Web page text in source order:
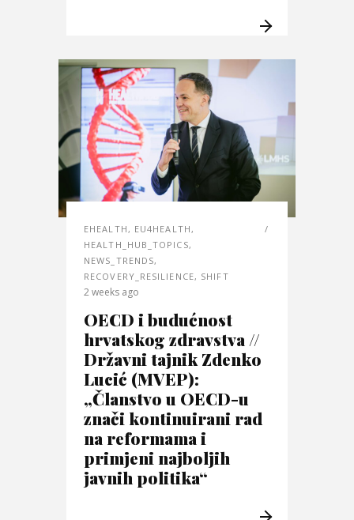
EHEALTH, EU4HEALTH,
HEALTH_HUB_TOPICS,
NEWS_TRENDS,
RECOVERY_RESILIENCE, SHIFT
2 weeks ago
OECD i budućnost
hrvatskog zdravstva //
Državni tajnik Zdenko
Lucić (MVEP):
„Članstvo u OECD-u
znači kontinuirani rad
na reformama i
primjeni najboljih
javnih politika“